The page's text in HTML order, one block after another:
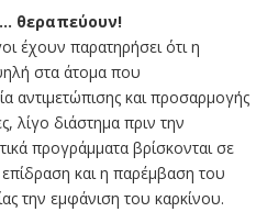
θεραπεύουν!
έχουν παρατηρήσει ότι η
στα άτομα που
αντιμετώπισης και προσαρμογής
λίγο διάστημα πριν την
προγράμματα βρίσκονται σε
επίδραση και η παρέμβαση του
την εμφάνιση του καρκίνου.